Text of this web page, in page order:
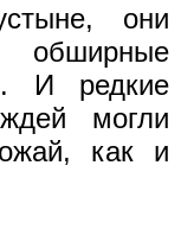
они
обширные
И редкие
могли
как и